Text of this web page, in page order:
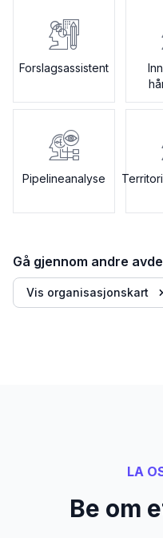
Forslagsassistent
Pipelineanalyse
Gå gjennom andre
Vis organisasjonskart
LA
Be om